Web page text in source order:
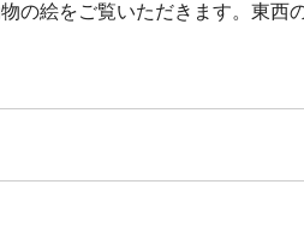
の絵をご覧いただきます。東西